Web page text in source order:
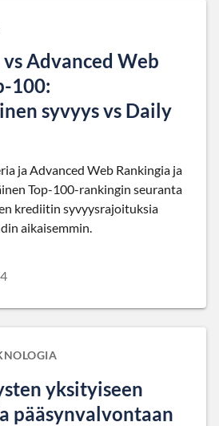
Advanced Web
100:
syvyys vs Daily
ja Advanced Web Rankingia ja
Top-100-rankingin seuranta
krediitin syvyysrajoituksia
aikaisemmin.
yksityiseen
pääsynvalvontaan